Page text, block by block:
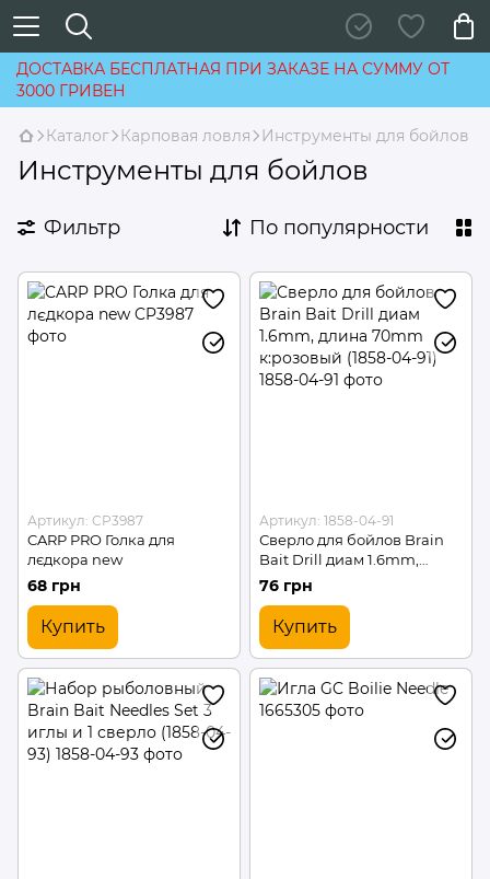
ДОСТАВКА БЕСПЛАТНАЯ ПРИ ЗАКАЗЕ НА СУММУ ОТ
3000 ГРИВЕН
Каталог Карповая ловля Инструменты для бойлов
Инструменты для бойлов
Фильтр По популярности
Артикул: CP3987
CARP PRO Голка для
лєдкора new
68 грн
Купить
Артикул: 1858-04-91
Сверло для бойлов Brain
Bait Drill диам 1.6mm,
длина 70mm к:розовый
(1858-04-91)
76 грн
Купить